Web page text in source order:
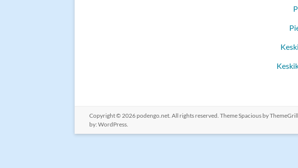
Copyright © 2026 podengo.net. All rights reserved. ThemeSpacious by
by: WordPress.